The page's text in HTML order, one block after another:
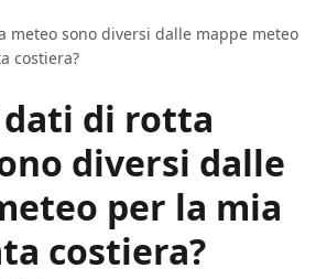
meteo sono diversi dalle mappe meteo
costiera?
dati di rotta
diversi dalle
per la mia
costiera?